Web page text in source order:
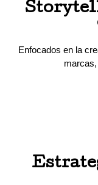
Enfocados en la